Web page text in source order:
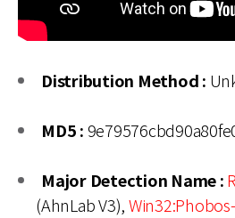
Distribution Method :
MD5 :
Major Detection Name :
(AhnLab V3),